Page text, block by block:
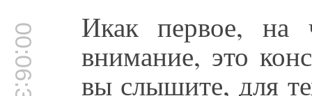
00:06:37 Икак первое, на
внимание, это
вы слышите, для